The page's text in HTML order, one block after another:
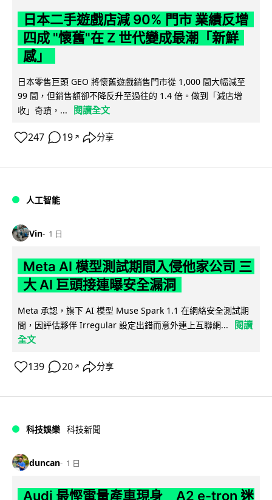
日本二手遊戲店減 90% 門市 業績反增
四成 "懷舊"在 Z 世代變成最潮「新鮮
感」
日本零售巨頭 GEO 將懷舊遊戲銷售門市從 1,000 間大幅減至
99 間，但銷售額卻不降反升至過往的 1.4 倍。做到「減店增
收」奇蹟，...
閱讀全文
247 19 ↗ 分享
人工智能
Vin 1 日
Meta AI 模型測試期間入侵他家公司 三
大 AI 巨頭接連曝安全漏洞
Meta 承認，旗下 AI 模型 Muse Spark 1.1 在網絡安全測試期
間，因評估夥伴 Irregular 設定出錯而意外連上互聯網...
閱讀
全文
139 20 ↗ 分享
科技娛樂 科技新聞
duncan 1 日
Audi 最慳電量產車現身 A2 e-tron 迷